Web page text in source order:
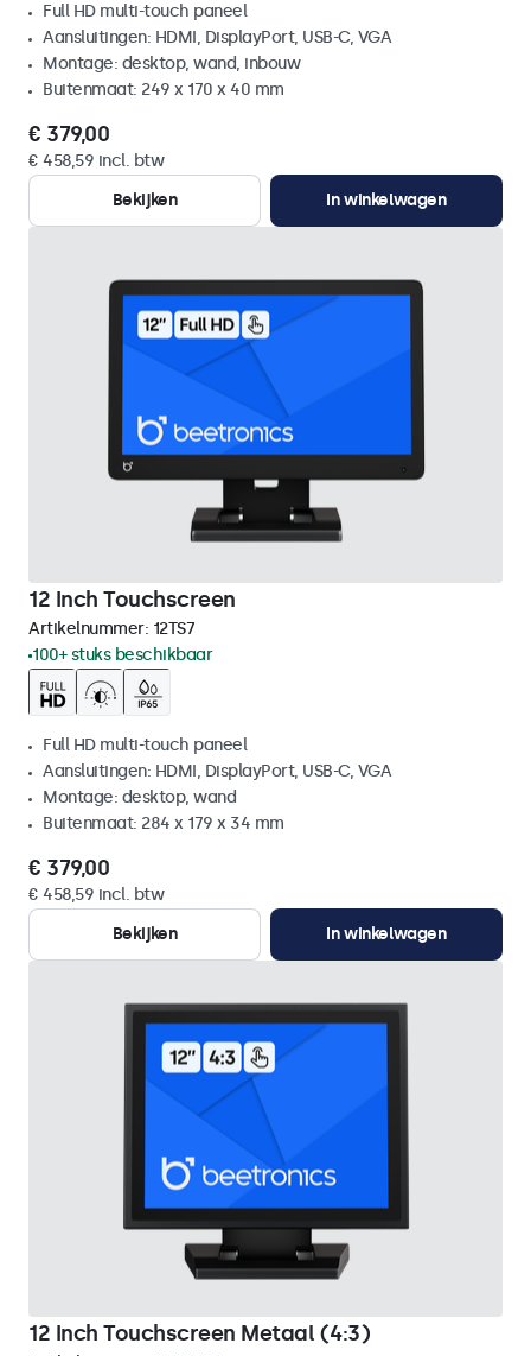
Full HD multi-touch paneel
Aansluitingen: HDMI, DisplayPort, USB-C, VGA
Montage: desktop, wand, inbouw
Buitenmaat: 249 x 170 x 40 mm
€ 379,00
€ 458,59 incl. btw
Bekijken
In winkelwagen
12 Inch Touchscreen
Artikelnummer: 12TS7
100+ stuks beschikbaar
Full HD multi-touch paneel
Aansluitingen: HDMI, DisplayPort, USB-C, VGA
Montage: desktop, wand
Buitenmaat: 284 x 179 x 34 mm
€ 379,00
€ 458,59 incl. btw
Bekijken
In winkelwagen
12 Inch Touchscreen Metaal (4:3)